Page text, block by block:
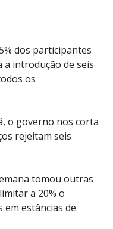
dos participantes
introdução de seis
os
o governo nos corta
rejeitam seis
tomou outras
a 20% o
em estâncias de